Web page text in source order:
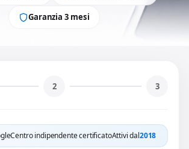
Garanzia 3 mesi
2 3
Centro indipendente certificatoAttivi dal2018